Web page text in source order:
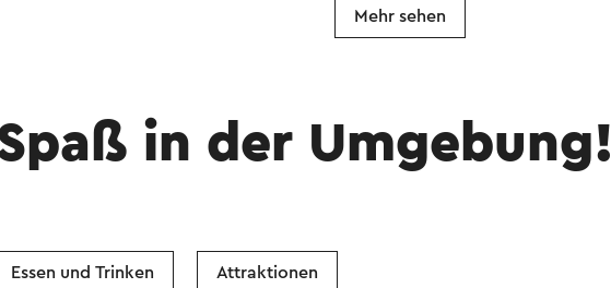
Mehr sehen
in der Umgebung!
Essen und Trinken Attraktionen